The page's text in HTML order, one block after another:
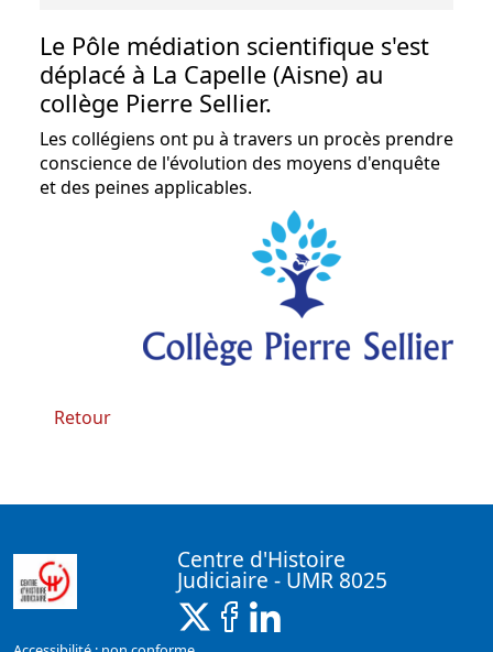
Le Pôle médiation scientifique s'est
déplacé à La Capelle (Aisne) au
collège Pierre Sellier.
Les collégiens ont pu à travers un procès prendre
conscience de l'évolution des moyens d'enquête
et des peines applicables.
Retour
Centre d'Histoire
Judiciaire - UMR 8025
X ( Nouvelle fenêtre)
Facebook ( Nouvelle fenêtre)